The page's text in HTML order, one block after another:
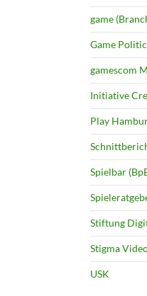
game
Game
gamescom
Initiative
Play
Spielbar
Stiftung
Stigma
USK